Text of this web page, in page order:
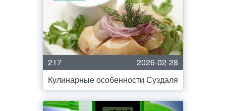
217
2026-02-28
Кулинарные особенности Суздаля